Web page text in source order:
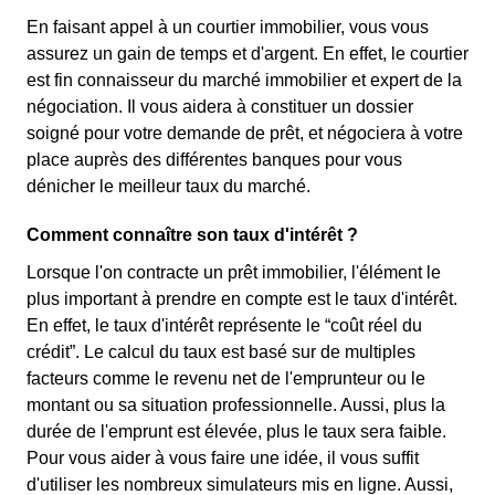
En faisant appel à un courtier immobilier, vous vous
assurez un gain de temps et d'argent. En effet, le courtier
est fin connaisseur du marché immobilier et expert de la
négociation. Il vous aidera à constituer un dossier
soigné pour votre demande de prêt, et négociera à votre
place auprès des différentes banques pour vous
dénicher le meilleur taux du marché.
Comment connaître son taux d'intérêt ?
Lorsque l'on contracte un prêt immobilier, l'élément le
plus important à prendre en compte est le taux d'intérêt.
En effet, le taux d'intérêt représente le “coût réel du
crédit”. Le calcul du taux est basé sur de multiples
facteurs comme le revenu net de l'emprunteur ou le
montant ou sa situation professionnelle. Aussi, plus la
durée de l'emprunt est élevée, plus le taux sera faible.
Pour vous aider à vous faire une idée, il vous suffit
d'utiliser les nombreux simulateurs mis en ligne. Aussi,